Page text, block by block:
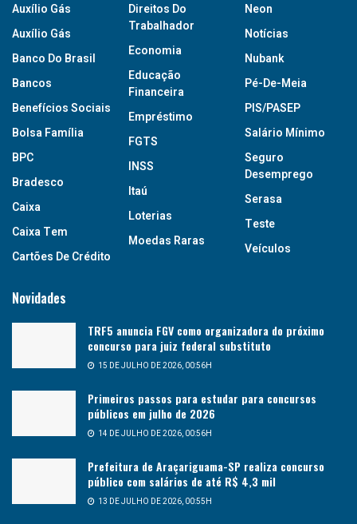
Auxílio Gás
Auxílio Gás
Banco Do Brasil
Bancos
Benefícios Sociais
Bolsa Família
BPC
Bradesco
Caixa
Caixa Tem
Cartões De Crédito
Direitos Do
Trabalhador
Economia
Educação
Financeira
Empréstimo
FGTS
INSS
Itaú
Loterias
Moedas Raras
Neon
Notícias
Nubank
Pé-De-Meia
PIS/PASEP
Salário Mínimo
Seguro
Desemprego
Serasa
Teste
Veículos
Novidades
TRF5 anuncia FGV como organizadora do próximo
concurso para juiz federal substituto
15 DE JULHO DE 2026, 00:56H
Primeiros passos para estudar para concursos
públicos em julho de 2026
14 DE JULHO DE 2026, 00:56H
Prefeitura de Araçariguama-SP realiza concurso
público com salários de até R$ 4,3 mil
13 DE JULHO DE 2026, 00:55H